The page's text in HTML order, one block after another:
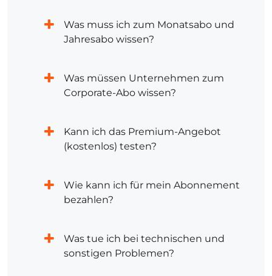
Was muss ich zum Monatsabo und
Jahresabo wissen?
Was müssen Unternehmen zum
Corporate-Abo wissen?
Kann ich das Premium-Angebot
(kostenlos) testen?
Wie kann ich für mein Abonnement
bezahlen?
Was tue ich bei technischen und
sonstigen Problemen?